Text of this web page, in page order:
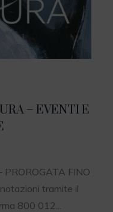
– EVENTI E
FINO
tramite il
800 012...